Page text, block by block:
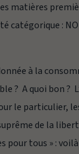
matières
catégorique :
à la
? A quoi bon
le particulier,
de la
pour tous »: